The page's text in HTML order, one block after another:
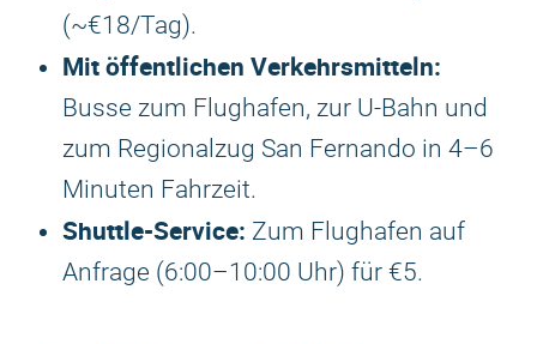
(~€18/Tag).
Mit öffentlichen Verkehrsmitteln:
Busse zum Flughafen, zur U-Bahn und
zum Regionalzug San Fernando in 4–6
Minuten Fahrzeit.
Shuttle-Service: Zum Flughafen auf
Anfrage (6:00–10:00 Uhr) für €5.